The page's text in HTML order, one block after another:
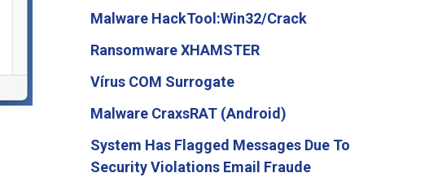
Malware HackTool:Win32/Crack
Ransomware XHAMSTER
Vírus COM Surrogate
Malware CraxsRAT (Android)
System Has Flagged Messages Due To
Security Violations Email Fraude